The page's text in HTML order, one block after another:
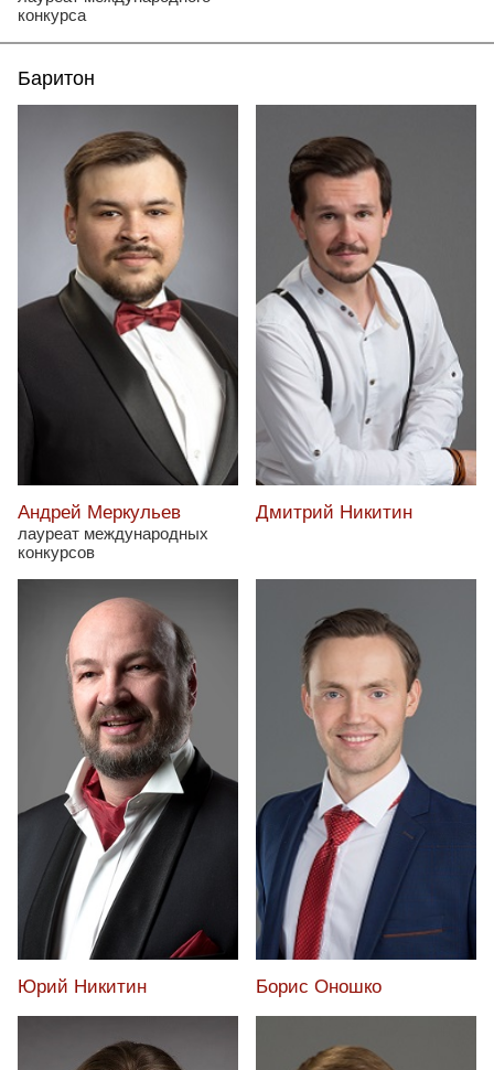
конкурса
Баритон
Андрей Меркульев
лауреат международных
конкурсов
Дмитрий Никитин
Юрий Никитин Борис Оношко